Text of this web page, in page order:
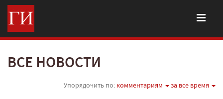
ВСЕ НОВОСТИ
Упорядочить по: комментариям за все время